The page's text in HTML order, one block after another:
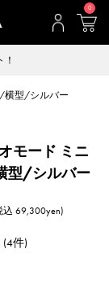
0
/横型/シルバー
モード ミニ
型/シルバー
込 69,300yen)
(4件)